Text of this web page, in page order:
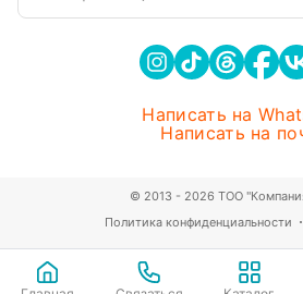
Написать на
Написать на
Политика конфиденциальности
© 2013 - 2026 ТОО